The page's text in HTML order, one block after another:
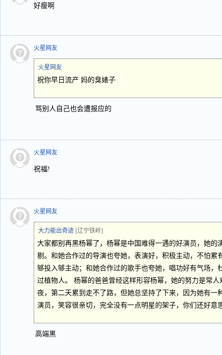
好瘦啊
火星网友
火星网友
祝你早日流产 妈的臭婊子
骂别人自己也会遭报应的
火星网友
祝福!
火星网友
大力能出奇迹 [辽宁铁岭]
大家都别再黑杨幂了，杨幂是中国难得一遇的好演员，她的
剔。和她合作过的导演也夸她，表演好，积极主动，不怕累
够投入够主动；和她合作过的歌手也夸她，唱功好有气场，
过植物人。 杨幂的爸爸曾经这样形容杨幂，她的努力是常
夜，第二天累到走不了路，但她总坚持了下来，因为她有一
演员，笑容很亲切，完全没有一点明星的架子，你们还好意
高端黑